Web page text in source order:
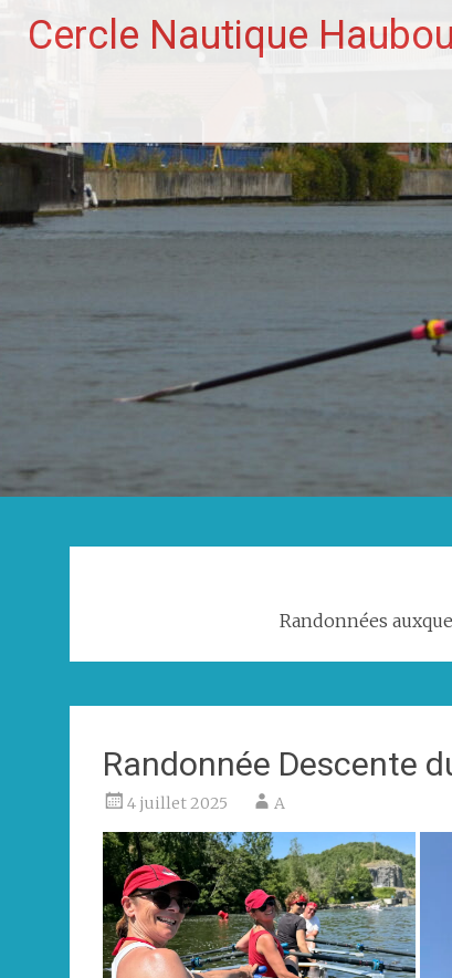
Cercle Nautique
Randonnées
Randonnée Descente
4 juillet 2025 A